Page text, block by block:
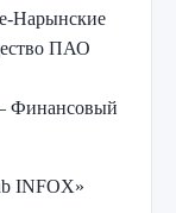
Нарынские
ПАО
Финансовый
INFOX»